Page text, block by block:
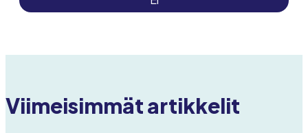
Viimeisimmät artikkelit